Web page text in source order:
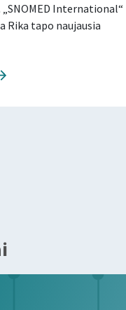
„SNOMED International“
Rika tapo naujausia